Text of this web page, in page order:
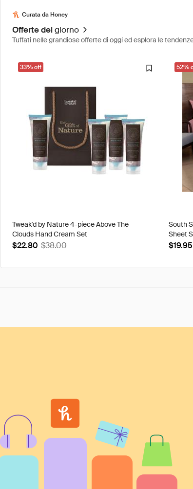
Curata da Honey
Offerte delgiorno
Tuffati nelle grandiose offerte di oggi ed esplora le
33% off
Tweak'd by Nature 4-piece Above The
Clouds Hand Cream Set
$22.80 $38.00
52%
South
Sheet
$19.95